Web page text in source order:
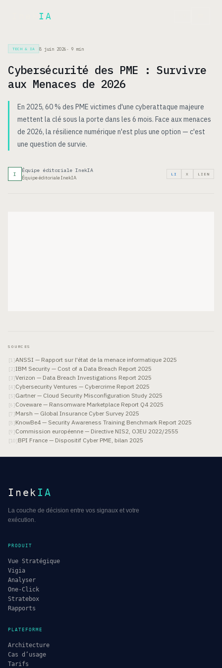
IA
TECH & IA 8 juin 2026 · 9 min
Cybersécurité des PME : Survivre
aux Menaces de 2026
En 2025, 60 % des PME victimes d'une cyberattaque majeure
mettent la clé sous la porte dans les 6 mois. Face aux menaces
de 2026, la résilience numérique n'est plus une option — c'est
une question de survie.
I
Équipe éditoriale InekIA
Équipe éditoriale InekIA
LI X LIEN
SOURCES
[1 ]ANSSI — Rapport sur l'état de la menace informatique 2025
[2]IBM Security — Cost of a Data Breach Report 2025
[ 3]Verizon — Data Breach Investigations Report 2025
[4 ]Cybersecurity Ventures — Cybercrime Report 2025
[5]Gartner — Cloud Security Misconfiguration Study 2025
[6 ]Coveware — Ransomware Marketplace Report Q4 2025
[7 ]Marsh — Global Insurance Cyber Survey 2025
[8]KnowBe4 — Security Awareness Training Benchmark Report 2025
[9 ]Commission européenne — Directive NIS2, OJEU 2022/2555
[10]BPI France — Dispositif Cyber PME, bilan 2025
Inek IA
La couche de décision entre vos signaux et votre
exécution.
PRODUIT
Vue Stratégique
Vigia
Analyser
One-Click
Stratebox
Rapports
PLATEFORME
Architecture
Cas d’usage
Tarifs